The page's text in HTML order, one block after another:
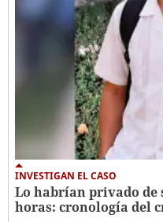
INVESTIGAN EL CASO
Lo habrían privado
horas: cronología del